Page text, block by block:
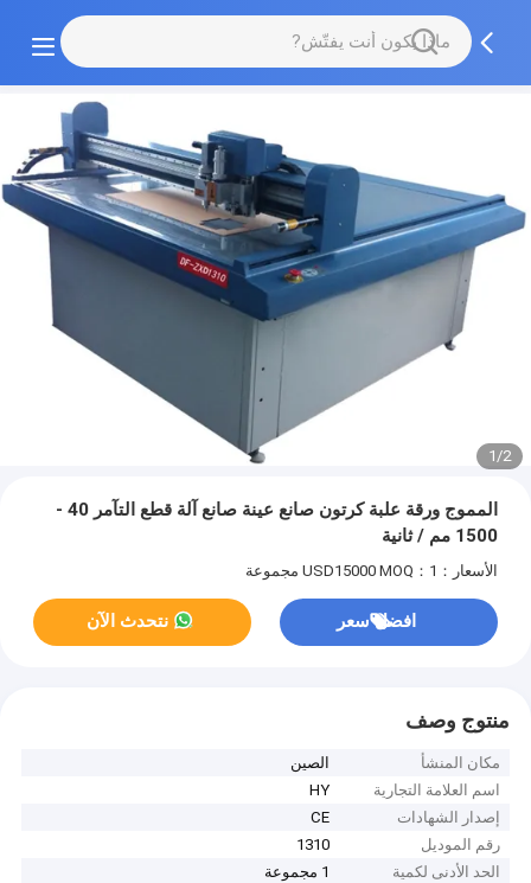
1/2
المموج ورقة علبة كرتون صانع عينة صانع آلة قطع التآمر 40 -
1500 مم / ثانية
الأسعار：USD15000 MOQ：1 مجموعة
افضل سعر نتحدث الآن
منتوج وصف
مكان المنشأ
الصين
اسم العلامة التجارية
HY
إصدار الشهادات
CE
رقم الموديل
1310
الحد الأدنى لكمية
1 مجموعة